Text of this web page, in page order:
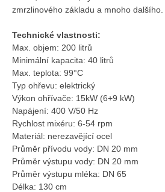
zmrzlinového základu a mnoho dalšího.
Technické vlastnosti:
Max. objem: 200 litrů
Minimální kapacita: 40 litrů
Max. teplota: 99°C
Typ ohřevu: elektrický
Výkon ohřívače: 15kW (6+9 kW)
Napájení: 400 V/50 Hz
Rychlost mixéru: 6-54 rpm
Materiál: nerezavějící ocel
Průměr přívodu vody: DN 20 mm
Průměr výstupu vody: DN 20 mm
Průměr výstupu mléka: DN 65
Délka: 130 cm